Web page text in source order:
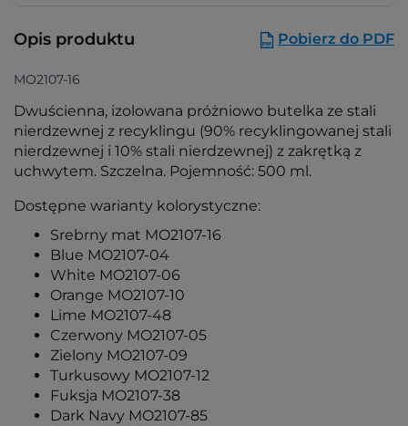
Opis produktu Pobierz do PDF
MO2107-16
Dwuścienna, izolowana próżniowo butelka ze stali
nierdzewnej z recyklingu (90% recyklingowanej stali
nierdzewnej i 10% stali nierdzewnej) z zakrętką z
uchwytem. Szczelna. Pojemność: 500 ml.
Dostępne warianty kolorystyczne:
Srebrny mat MO2107-16
Blue MO2107-04
White MO2107-06
Orange MO2107-10
Lime MO2107-48
Czerwony MO2107-05
Zielony MO2107-09
Turkusowy MO2107-12
Fuksja MO2107-38
Dark Navy MO2107-85